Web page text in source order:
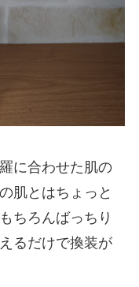
に合わせた肌の
肌とはちょっと
ちろんばっちり
るだけで換装が